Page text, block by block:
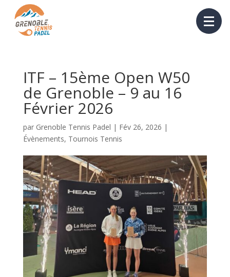
ITF – 15ème Open W50
de Grenoble – 9 au 16
Février 2026
par Grenoble Tennis Padel | Fév 26, 2026 |
Évènements, Tournois Tennis